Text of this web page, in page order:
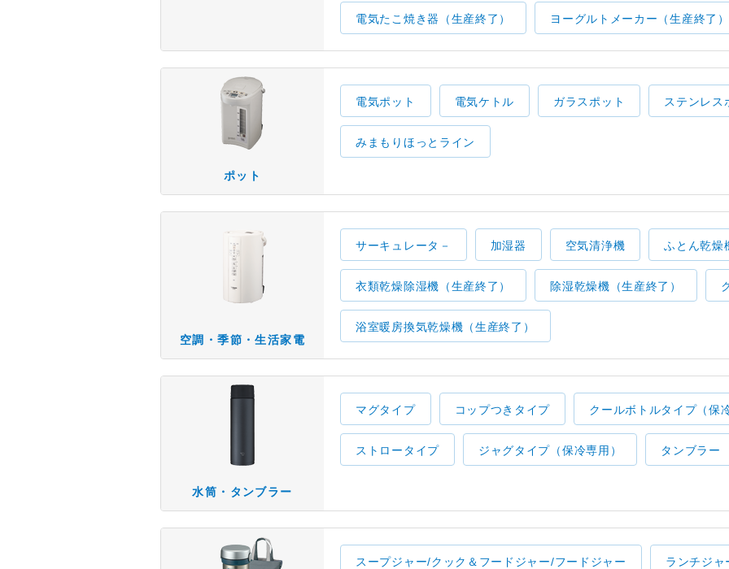
電気たこ焼き器（生産終了） ヨーグルトメーカー（生産終了）
ポット
電気ポット 電気ケトル ガラスポット ステンレス
みまもりほっとライン
空調・季節・生活家電
サーキュレータ－ 加湿器 空気清浄機 ふとん乾燥
衣類乾燥除湿機（生産終了） 除湿乾燥機（生産終了）
浴室暖房換気乾燥機（生産終了）
水筒・タンブラー
マグタイプ コップつきタイプ クールボトルタイプ（保
ストロータイプ ジャグタイプ（保冷専用） タンブラー
スープジャー/クック＆フードジャー/フードジャー ランチジ